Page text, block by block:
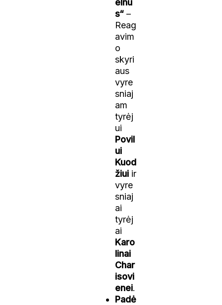
elnu
s“ –
Reag
avim
o
skyri
aus
vyre
sniaj
am
tyrėj
ui
Povil
ui
Kuod
žiui ir
vyre
sniaj
ai
tyrėj
ai
Karo
linai
Char
isovi
enei.
Padė